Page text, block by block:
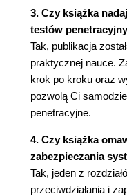
Badanie
ICMP (69)
DNS (71)
Nmap (76)
FOCA -
Podsumowanie
Rozdział 3. Ataki
internetowych (91)
3. Czy książka
testów
Tak, publikacja
praktycznej nauce.
krok po kroku oraz
pozwolą Ci
penetracyjne.
4. Czy książka
zabezpieczania
Tak, jeden z
przeciwdziałania i